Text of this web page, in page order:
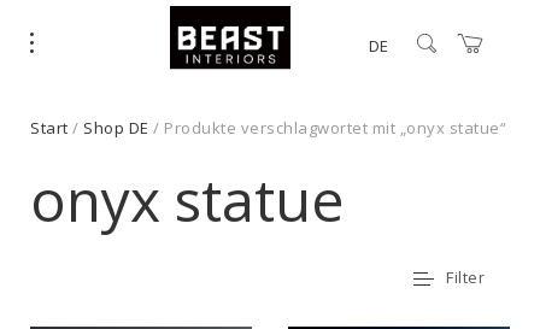
DE
Start / Shop DE / Produkte verschlagwortet mit „onyx statue“
onyx statue
Filter